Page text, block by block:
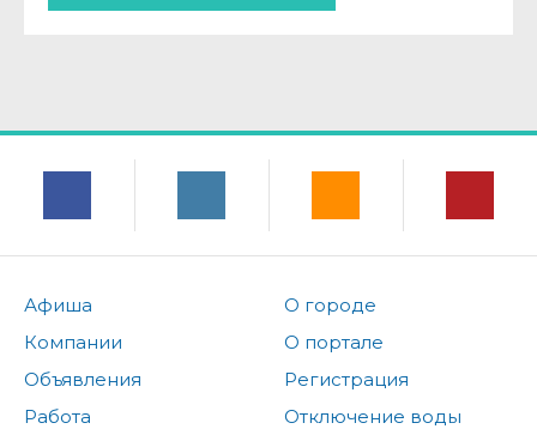
Афиша
Компании
Объявления
Работа
О городе
О портале
Регистрация
Отключение воды